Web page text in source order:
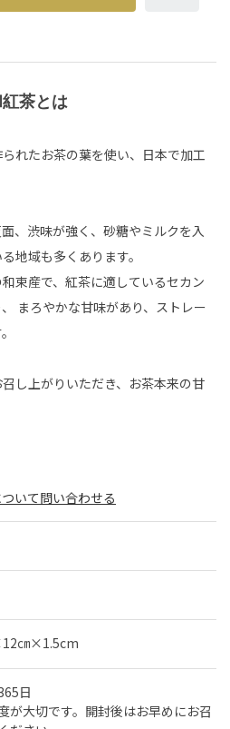
㎝×1.5cm
日
が大切です。開封後はお早めにお召
いて問い合わせる
茶とは
れたお茶の葉を使い、日本で加工
、渋味が強く、砂糖やミルクを入
地域も多くあります。
束産で、紅茶に適しているセカン
まろやかな甘味があり、ストレー
し上がりいただき、お茶本来の甘